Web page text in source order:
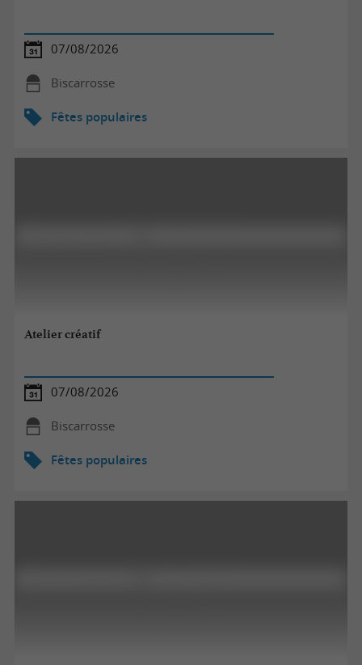
07/08/2026
Biscarrosse
Fêtes populaires
Atelier créatif
07/08/2026
Biscarrosse
Fêtes populaires